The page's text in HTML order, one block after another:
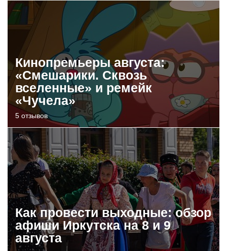
Кинопремьеры августа:
«Смешарики. Сквозь
вселенные» и ремейк
«Чучела»
5 отзывов
Как провести выходные: обзор
афиши Иркутска на 8 и 9
августа